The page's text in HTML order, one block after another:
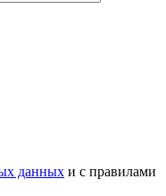
данных и с правилами